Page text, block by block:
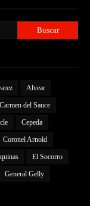
Alvear
Carmen del Sauce
Cepeda
Coronel Arnold
El Socorro
General Gelly